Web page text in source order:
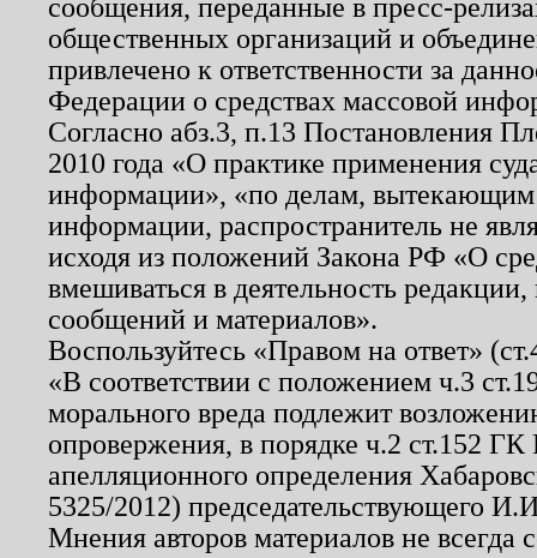
сообщения, переданные в пресс-
общественных организаций и
привлечено к ответственности за
Федерации о средствах массовой
Согласно абз.3, п.13 Постановления
2010 года «О практике применения
информации», «по делам, вытекающим
информации, распространитель не
исходя из положений Закона РФ «О
вмешиваться в деятельность
сообщений и материалов».
Воспользуйтесь «Правом на ответ»
«В соответствии с положением ч.3
морального вреда подлежит
опровержения, в порядке ч.2 ст.152
апелляционного определения
5325/2012) председательствующего
Мнения авторов материалов не